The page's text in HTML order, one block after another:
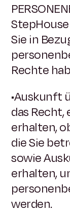
Sie in
Rechte
•Auskunft
das
erhalten,
die Sie
sowie
erhalten,
werden.